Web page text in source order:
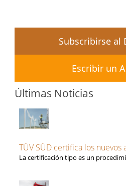
Subscribirse al
Escribir un
Últimas Noticias
TÜV SÜD certifica los nuevos
La certificación tipo es un